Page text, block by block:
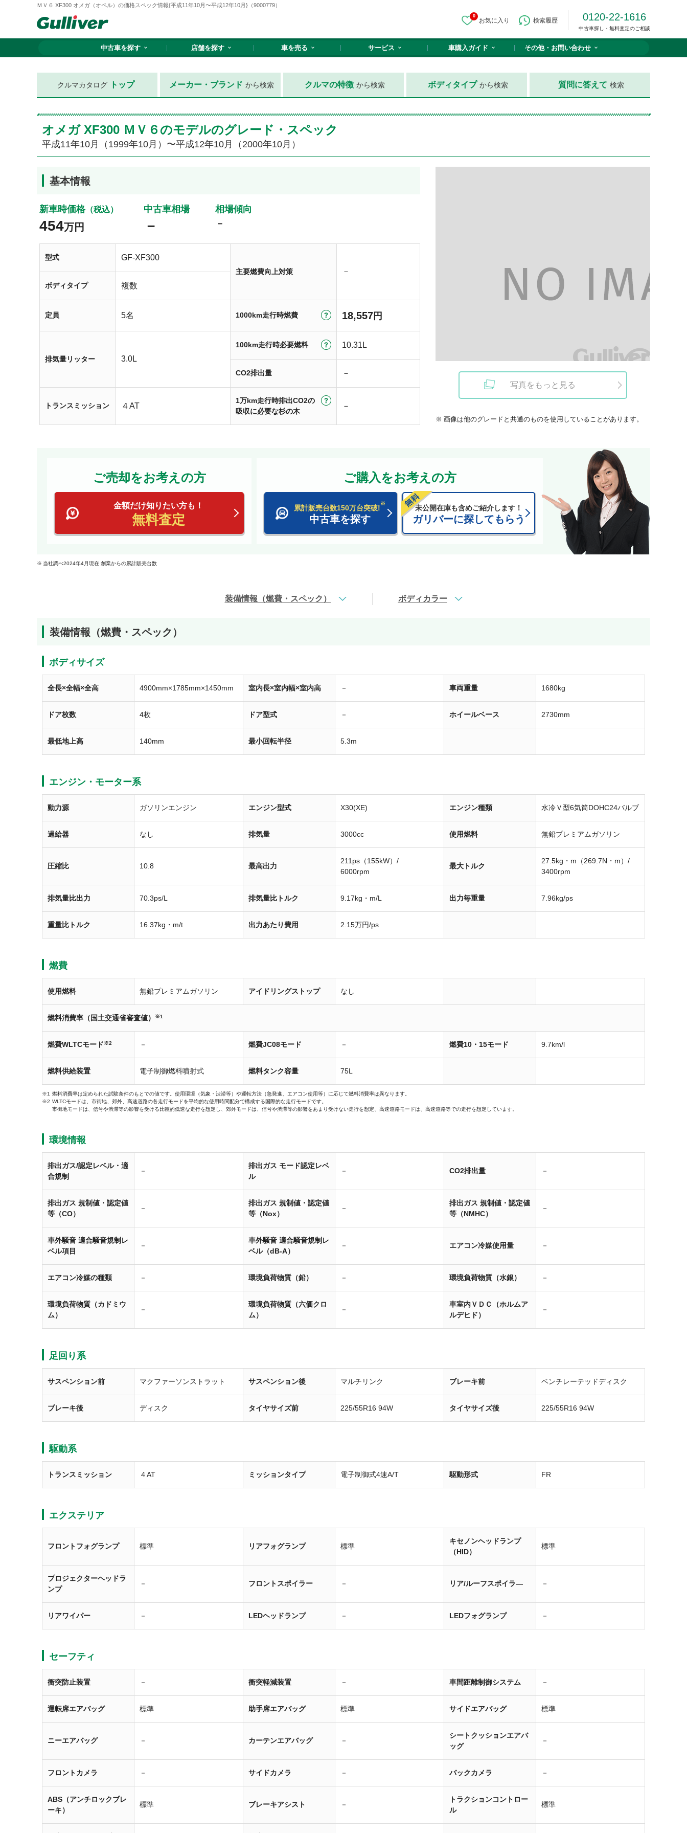
ＭＶ６ XF300 オメガ（オペル）の価格スペック情報{平成11年10月〜平成12年10月}（9000779）
0
お気に入り 検索履歴 0120-22-1616
中古車探し・無料査定のご相談
中古車を探す 店舗を探す 車を売る サービス 車購入ガイド その他・ お問い合わせ
クルマカタログ トップ メーカー・ブランド から検索 クルマの特徴 から検索 ボディタイプ から検索 質問に答えて 検索
オメガ XF300 ＭＶ６のモデルのグレード・スペック
平成11年10月（1999年10月）〜平成12年10月（2000年10月）
基本情報
新車時価格（税込）
454万円
中古車相場
－
相場傾向
－
型式 GF-XF300
主要燃費向上対策 －
ボディタイプ 複数
定員 5名 1000km走行時燃費 18,557 円
排気量リッター 3.0L
100km走行時必要燃料 10.31L
CO2排出量 －
トランスミッション ４AT
1万km走行時排出CO2の
吸収に必要な杉の木
－
写真をもっと見る
画像は他のグレードと共通のものを使用していることがあります。
ご売却をお考えの方
金額だけ知りたい方も！
無料査定
ご購入をお考えの方
累計販売台数150万台突破!
※
中古車を探す
未公開在庫も含めご紹介します！
ガリバーに探してもらう
当社調べ2024年4月現在 創業からの累計販売台数
装備情報（燃費・スペック） ボディカラー
装備情報（燃費・スペック）
ボディサイズ
全長×全幅×全高 4900mm×1785mm×1450mm 室内長×室内幅×室内高 － 車両重量 1680kg
ドア枚数 4枚 ドア型式 － ホイールベース 2730mm
最低地上高 140mm 最小回転半径 5.3m
エンジン・モーター系
動力源 ガソリンエンジン エンジン型式 X30(XE) エンジン種類 水冷Ｖ型6気筒DOHC24バルブ
過給器 なし 排気量 3000cc 使用燃料 無鉛プレミアムガソリン
圧縮比 10.8 最高出力
211ps（155kW）/
6000rpm
最大トルク
27.5kg・m（269.7N・m）/
3400rpm
排気量比出力 70.3ps/L 排気量比トルク 9.17kg・m/L 出力毎重量 7.96kg/ps
重量比トルク 16.37kg・m/t 出力あたり費用 2.15万円/ps
燃費
使用燃料 無鉛プレミアムガソリン アイドリングストップ なし
燃料消費率（国土交通省審査値） ※1
燃費WLTCモード※2 － 燃費JC08モード － 燃費10・15モード 9.7km/l
燃料供給装置 電子制御燃料噴射式 燃料タンク容量 75L
燃料消費率は定められた試験条件のもとでの値です。使用環境（気象・渋滞等）や運転方法（急発進、エアコン使用等）に応じて燃料消費率は異なります。
WLTCモードは、市街地、郊外、高速道路の各走行モードを平均的な使用時間配分で構成する国際的な走行モードです。
市街地モードは、信号や渋滞等の影響を受ける比較的低速な走行を想定し、郊外モードは、信号や渋滞等の影響をあまり受けない走行を想定、高速道路モードは、高速道路等での走行を想定しています。
環境情報
排出ガス/認定レベル・適
合規制
－
排出ガス モード認定レベ
ル
－ CO2排出量 －
排出ガス 規制値・認定値
等（CO）
－
排出ガス 規制値・認定値
等（Nox）
－
排出ガス 規制値・認定値
等（NMHC）
－
車外騒音 適合騒音規制レ
ベル項目
－
車外騒音 適合騒音規制レ
ベル（dB-A）
－ エアコン冷媒使用量 －
エアコン冷媒の種類 － 環境負荷物質（鉛） － 環境負荷物質（水銀） －
環境負荷物質（カドミウ
ム）
－
環境負荷物質（六価クロ
ム）
－
車室内ＶＤＣ（ホルムア
ルデヒド）
－
足回り系
サスペンション前 マクファーソンストラット サスペンション後 マルチリンク ブレーキ前 ベンチレーテッドディスク
ブレーキ後 ディスク タイヤサイズ前 225/55R16 94W タイヤサイズ後 225/55R16 94W
駆動系
トランスミッション ４AT ミッションタイプ 電子制御式4速A/T 駆動形式 FR
エクステリア
フロントフォグランプ 標準 リアフォグランプ 標準
キセノンヘッドランプ
（HID）
標準
プロジェクターヘッドラ
ンプ
－ フロントスポイラー － リア/ルーフスポイラ― －
リアワイパー － LEDヘッドランプ － LEDフォグランプ －
セーフティ
衝突防止装置 － 衝突軽減装置 － 車間距離制御システム －
運転席エアバッグ 標準 助手席エアバッグ 標準 サイドエアバッグ 標準
ニーエアバッグ － カーテンエアバッグ －
シートクッションエアバ
ッグ
－
フロントカメラ － サイドカメラ － バックカメラ －
ABS（アンチロックブレ
ーキ）
標準 ブレーキアシスト －
トラクションコントロー
ル
標準